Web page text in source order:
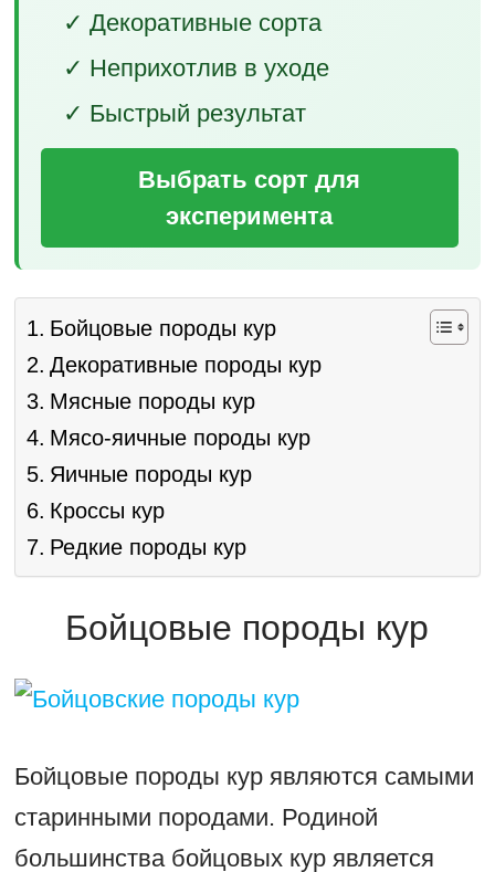
✓ Декоративные сорта
✓ Неприхотлив в уходе
✓ Быстрый результат
Выбрать сорт для
эксперимента
Бойцовые породы кур
Декоративные породы кур
Мясные породы кур
Мясо-яичные породы кур
Яичные породы кур
Кроссы кур
Редкие породы кур
Бойцовые породы кур
Бойцовые породы кур являются самыми
старинными породами. Родиной
большинства бойцовых кур является